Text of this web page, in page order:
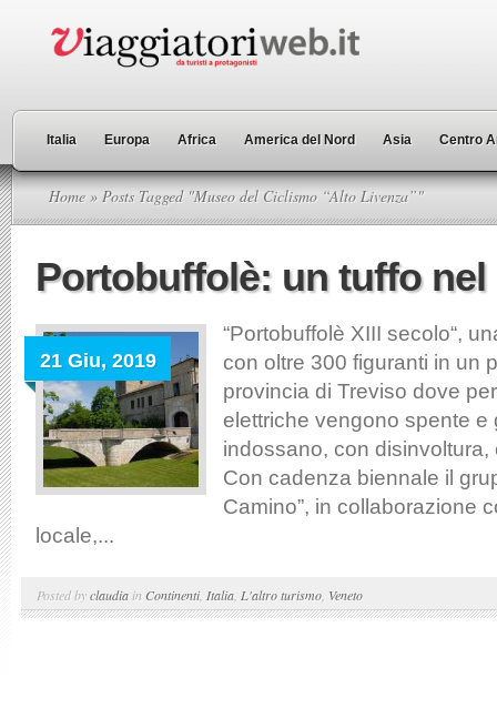
Italia Europa Africa America del Nord Asia Centro
Home » Posts Tagged "Museo del Ciclismo “Alto Livenza”"
Portobuffolè: un tuffo
21 Giu, 2019
“Portobuffolè XIII secolo“,
con oltre 300 figuranti in un
provincia di Treviso dove
elettriche vengono spente e
indossano, con disinvoltura,
Con cadenza biennale il
Camino”, in collaborazione
locale,...
Posted byclaudia in Continenti, Italia L'altro turismo Veneto